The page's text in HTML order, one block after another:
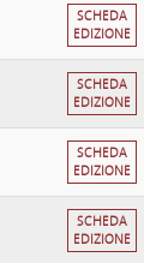
SCHEDA
EDIZIONE
SCHEDA
EDIZIONE
SCHEDA
EDIZIONE
SCHEDA
EDIZIONE